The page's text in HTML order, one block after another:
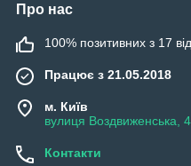
Про нас
100% позитивних з 17
Працює з 21.05.2018
м. Київ
вулиця Воздвиженська,
Контакти